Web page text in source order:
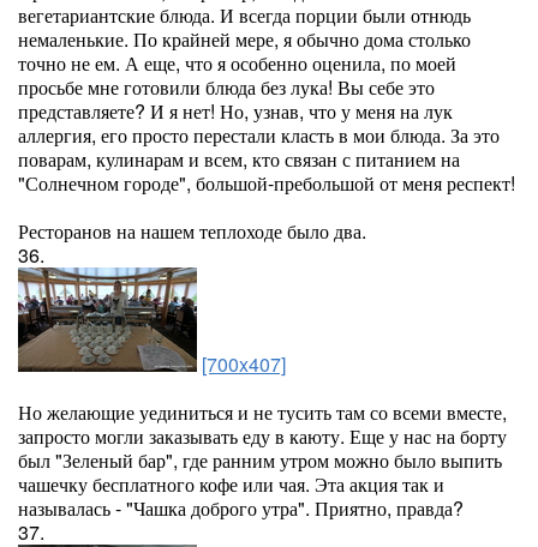
вегетариантские блюда. И всегда порции были отнюдь
немаленькие. По крайней мере, я обычно дома столько
точно не ем. А еще, что я особенно оценила, по моей
просьбе мне готовили блюда без лука! Вы себе это
представляете? И я нет! Но, узнав, что у меня на лук
аллергия, его просто перестали класть в мои блюда. За это
поварам, кулинарам и всем, кто связан с питанием на
"Солнечном городе", большой-пребольшой от меня респект!
Ресторанов на нашем теплоходе было два.
36.
[700x407]
Но желающие уединиться и не тусить там со всеми вместе,
запросто могли заказывать еду в каюту. Еще у нас на борту
был "Зеленый бар", где ранним утром можно было выпить
чашечку бесплатного кофе или чая. Эта акция так и
называлась - "Чашка доброго утра". Приятно, правда?
37.